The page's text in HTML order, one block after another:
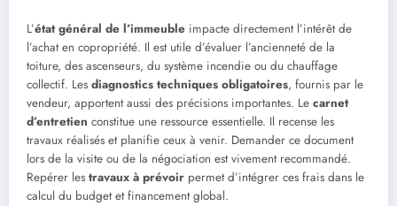
L’état général de l’immeuble impacte directement l’intérêt de
l’achat en copropriété. Il est utile d’évaluer l’ancienneté de la
toiture, des ascenseurs, du système incendie ou du chauffage
collectif. Les diagnostics techniques obligatoires, fournis par le
vendeur, apportent aussi des précisions importantes. Le carnet
d’entretien constitue une ressource essentielle. Il recense les
travaux réalisés et planifie ceux à venir. Demander ce document
lors de la visite ou de la négociation est vivement recommandé.
Repérer les travaux à prévoir permet d’intégrer ces frais dans le
calcul du budget et financement global.